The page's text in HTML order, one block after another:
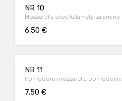
NR 10
Mozzarella olive kalamata
6.50 €
NR 11
Pomodoro mozzarella
7.50 €